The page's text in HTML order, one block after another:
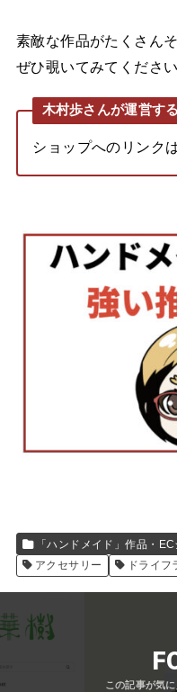
素敵な作品がたくさん
ぜひ覗いてみてください
木村歩さんが運営す
ショップへのリンク
「ハンドメイド」作品・
アクセサリー
ドライフ